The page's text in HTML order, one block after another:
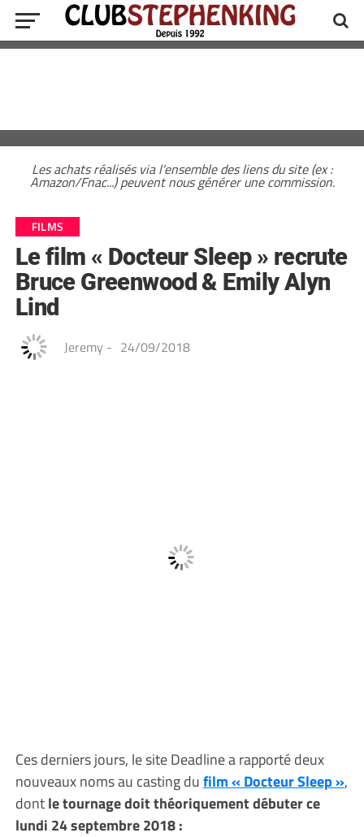
Les achats réalisés via l'ensemble des liens du site (ex :
Amazon/Fnac...) peuvent nous générer une commission.
FILMS
Le film « Docteur Sleep » recrute
Bruce Greenwood & Emily Alyn
Lind
Jeremy - 24/09/2018
Ces derniers jours, le site Deadline a rapporté deux
nouveaux noms au casting dufilm « Docteur Sleep »,
dontle tournage doit théoriquement débuter ce
lundi 24 septembre 2018 :